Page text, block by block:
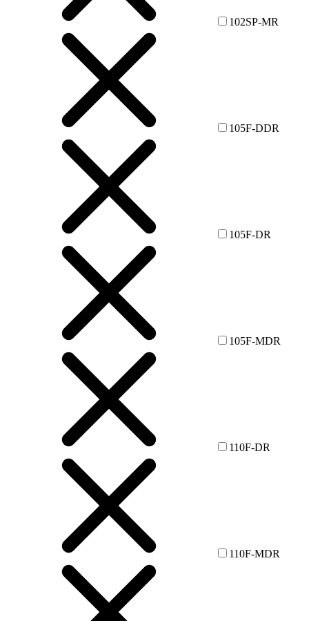
102SP-MR
105F-DDR
105F-DR
105F-MDR
110F-DR
110F-MDR